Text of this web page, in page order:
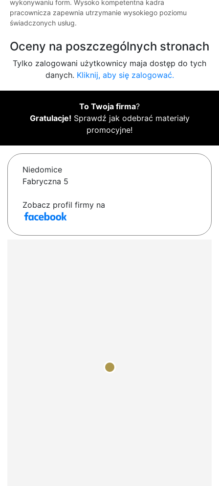
wykonywaniu form. Wysoko kompetentna kadra
pracownicza zapewnia utrzymanie wysokiego poziomu
świadczonych usług.
Oceny na poszczególnych stronach
Tylko zalogowani użytkownicy maja dostęp do tych
danych. Kliknij, aby się zalogować.
To Twoja firma?
Gratulacje! Sprawdź jak odebrać materiały
promocyjne!
Niedomice
Fabryczna 5
Zobacz profil firmy na